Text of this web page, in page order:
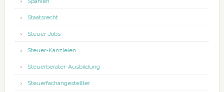
Staatsrecht
Steuer-Jobs
Steuer-Kanzleien
Steuerberater-Ausbildung
Steuerfachangestellter